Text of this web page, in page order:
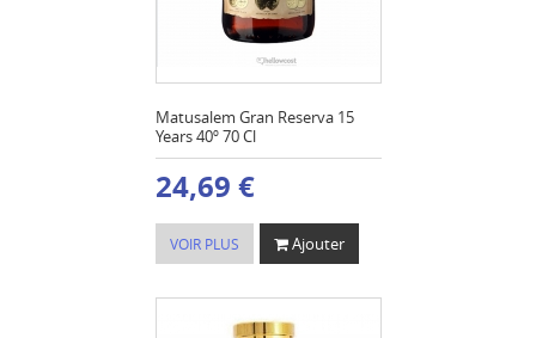
Matusalem Gran Reserva 15
Years 40º 70 Cl
24,69 €
VOIR PLUS Ajouter